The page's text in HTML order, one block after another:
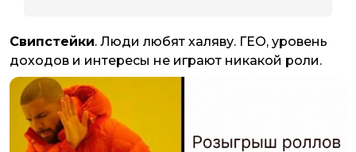
Свипстейки. Люди любят халяву. ГЕО, уровень
доходов и интересы не играют никакой роли.